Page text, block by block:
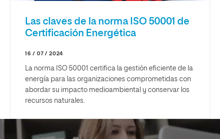
Las claves de la norma ISO 50001 de
Certificación Energética
16 / 07 / 2024
La norma ISO 50001 certifica la gestión eficiente de la
energía para las organizaciones comprometidas con
abordar su impacto medioambiental y conservar los
recursos naturales.